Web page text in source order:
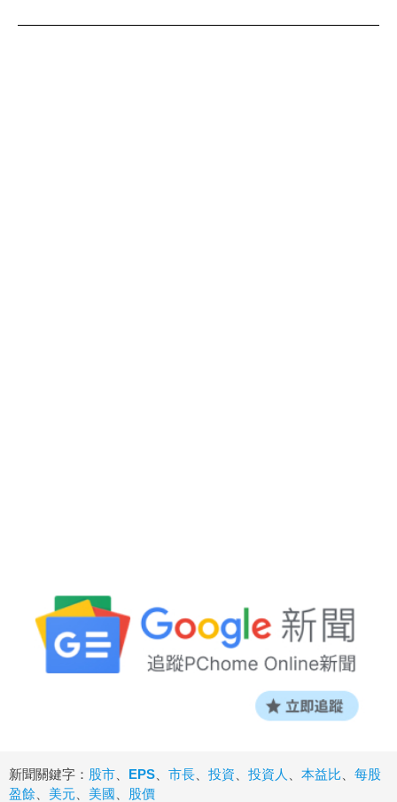
新聞關鍵字： 股市 EPS 市長 投資 投資人 本益比
每股
盈餘
美元 美國 股價